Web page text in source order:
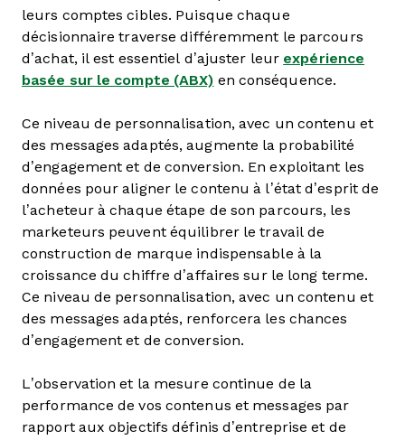
leurs comptes cibles. Puisque chaque
décisionnaire traverse différemment le parcours
d’achat, il est essentiel d’ajuster leur expérience
basée sur le compte (ABX) en conséquence.
Ce niveau de personnalisation, avec un contenu et
des messages adaptés, augmente la probabilité
d’engagement et de conversion. En exploitant les
données pour aligner le contenu à l’état d’esprit de
l’acheteur à chaque étape de son parcours, les
marketeurs peuvent équilibrer le travail de
construction de marque indispensable à la
croissance du chiffre d’affaires sur le long terme.
Ce niveau de personnalisation, avec un contenu et
des messages adaptés, renforcera les chances
d’engagement et de conversion.
L’observation et la mesure continue de la
performance de vos contenus et messages par
rapport aux objectifs définis d’entreprise et de